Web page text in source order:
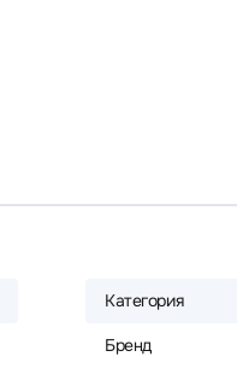
Категория
Бренд